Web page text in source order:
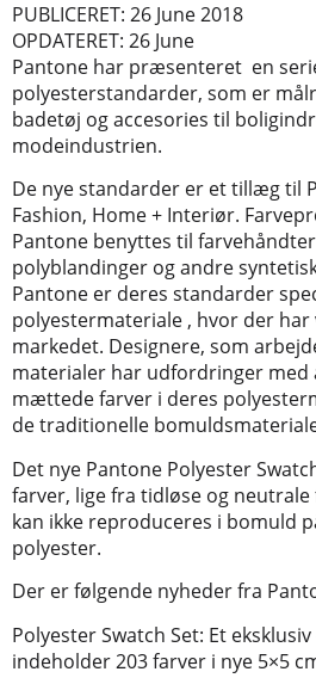
PUBLICERET: 26 June 2018
OPDATERET: 26 June
Pantone har præsenteret en
polyesterstandarder, som er
badetøj og accesories til
modeindustrien.
De nye standarder er et tillæg til
Fashion, Home + Interiør.
Pantone benyttes til
polyblandinger og andre
Pantone er deres standarder
polyestermateriale , hvor der
markedet. Designere, som
materialer har udfordringer med
mættede farver i deres
de traditionelle
Det nye Pantone Polyester
farver, lige fra tidløse og
kan ikke reproduceres i bomuld
polyester.
Der er følgende nyheder fra
Polyester Swatch Set: Et
indeholder 203 farver i nye 5×5